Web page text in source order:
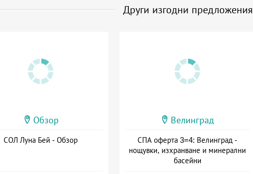
Други изгодни предложения
Обзор
СОЛ Луна Бей - Обзор
Велинград
СПА оферта 3=4: Велинград -
нощувки, изхранване и минерални
басейни